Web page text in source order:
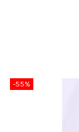
-55%